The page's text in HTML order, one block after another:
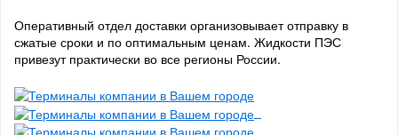
Оперативный отдел доставки организовывает отправку в
сжатые сроки и по оптимальным ценам. Жидкости ПЭС
привезут практически во все регионы России.